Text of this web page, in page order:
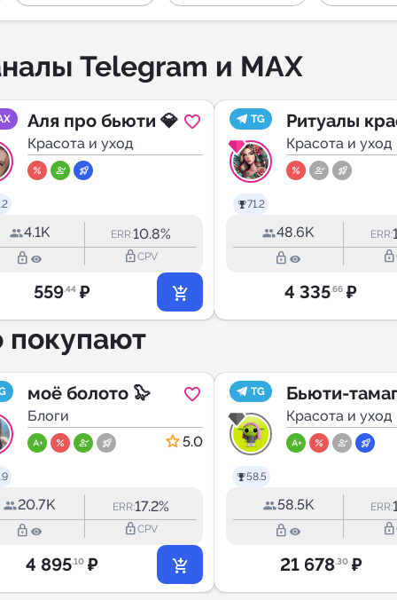
Telegram и MAX
Аля про бьюти 💎
Красота и уход
4.1K ERR:10.8%
lock_outline lock_outlineCPV
559.44 ₽
TG
71.2
Ритуалы
Красота и уход
48.6K ERR:
lock_outline lock_outline
4 335.66 ₽
покупают
моё болото 🦭
Блоги
5.0
20.7K ERR:17.2%
lock_outline lock_outlineCPV
4 895.10 ₽
TG
58.5
Бьюти-
ответы
Красота и уход
58.5K ERR:
lock_outline lock_outline
21 678.30 ₽